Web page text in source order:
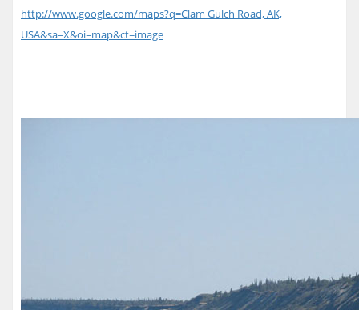
http://www.google.com/maps?q=Clam Gulch Road, AK,
USA&sa=X&oi=map&ct=image